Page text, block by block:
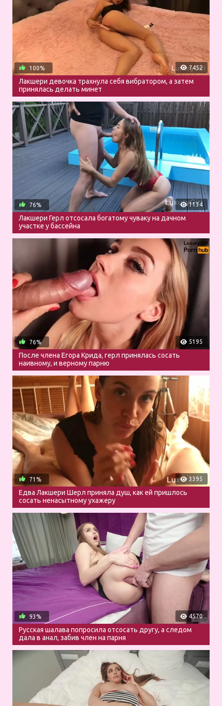
7452
100%
Лакшери девочка трахнула себя вибратором, а затем
принялась делать минет
1134
76%
Лакшери Герл отсосала богатому чуваку на дачном
участке у бассейна
5195
76%
После члена Егора Крида, герл принялась сосать
наивному, и верному парню
3395
71%
Едва Лакшери Шерл приняла душ, как ей пришлось
сосать ненасытному ухажеру
4570
93%
Русская шалава попросила отсосать другу, а следом
дала в анал, забив член на парня